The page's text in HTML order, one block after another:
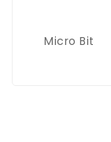
Micro Bit